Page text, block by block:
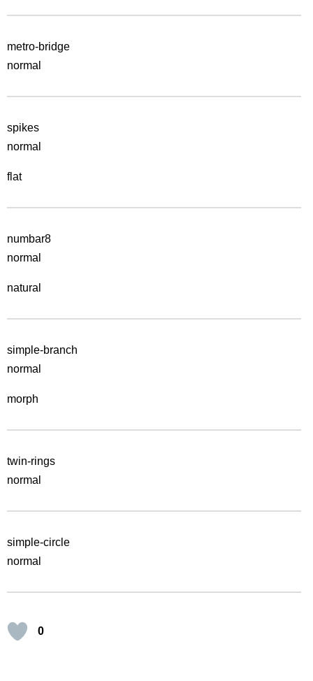
metro-bridge
normal
spikes
normal
flat
numbar8
normal
natural
simple-branch
normal
morph
twin-rings
normal
simple-circle
normal
0